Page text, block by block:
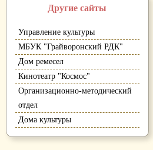
Другие сайты
Управление культуры
МБУК "Грайворонский РДК"
Дом ремесел
Кинотеатр "Космос"
Организационно-методический
отдел
Дома культуры